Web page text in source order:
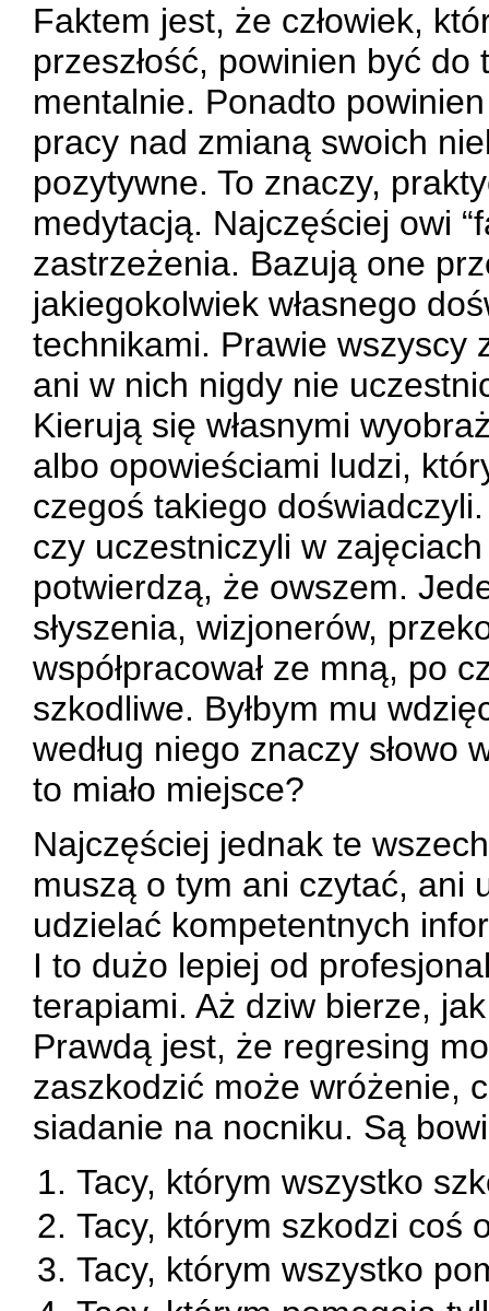
Faktem jest, że człowiek,
przeszłość, powinien być
mentalnie. Ponadto
pracy nad zmianą swoich
pozytywne. To znaczy,
medytacją. Najczęściej owi
zastrzeżenia. Bazują one
jakiegokolwiek własnego
technikami. Prawie wszyscy
ani w nich nigdy nie
Kierują się własnymi
albo opowieściami ludzi,
czegoś takiego
czy uczestniczyli w
potwierdzą, że owszem.
słyszenia, wizjonerów,
współpracował ze mną, po
szkodliwe. Byłbym mu
według niego znaczy słowo
to miało miejsce?
Najczęściej jednak te
muszą o tym ani czytać, ani
udzielać kompetentnych
I to dużo lepiej od
terapiami. Aż dziw bierze,
Prawdą jest, że regresing
zaszkodzić może wróżenie,
siadanie na nocniku. Są
Tacy, którym wszystko
Tacy, którym szkodzi coś
Tacy, którym wszystko